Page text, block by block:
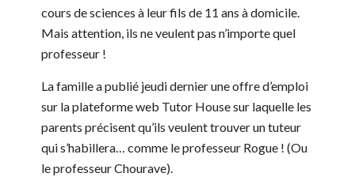
cours de sciences à leur fils de 11 ans à domicile.
Mais attention, ils ne veulent pas n’importe quel
professeur !
La famille a publié jeudi dernier une offre d’emploi
sur la plateforme web Tutor House sur laquelle les
parents précisent qu’ils veulent trouver un tuteur
qui s’habillera… comme le professeur Rogue ! (Ou
le professeur Chourave).